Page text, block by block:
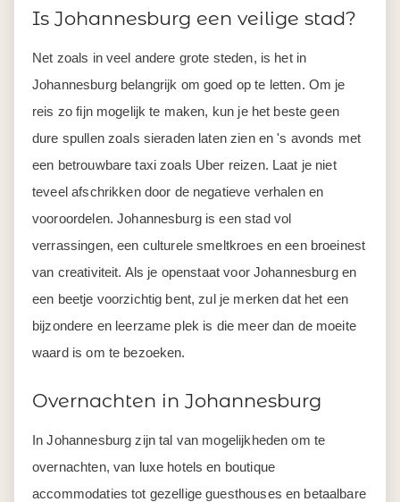
Is Johannesburg een veilige stad?
Net zoals in veel andere grote steden, is het in
Johannesburg belangrijk om goed op te letten. Om je
reis zo fijn mogelijk te maken, kun je het beste geen
dure spullen zoals sieraden laten zien en 's avonds met
een betrouwbare taxi zoals Uber reizen. Laat je niet
teveel afschrikken door de negatieve verhalen en
vooroordelen. Johannesburg is een stad vol
verrassingen, een culturele smeltkroes en een broeinest
van creativiteit. Als je openstaat voor Johannesburg en
een beetje voorzichtig bent, zul je merken dat het een
bijzondere en leerzame plek is die meer dan de moeite
waard is om te bezoeken.
Overnachten in Johannesburg
In Johannesburg zijn tal van mogelijkheden om te
overnachten, van luxe hotels en boutique
accommodaties tot gezellige guesthouses en betaalbare